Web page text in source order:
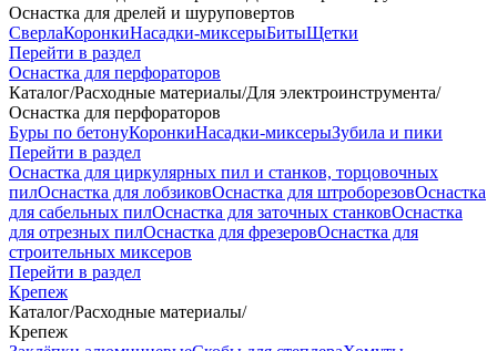
Оснастка для дрелей и шуруповертов
СверлаКоронкиНасадки-миксерыБитыЩетки
Перейти в раздел
Оснастка для перфораторов
Каталог/Расходные материалы/Для электроинструмента/
Оснастка для перфораторов
Буры по бетонуКоронкиНасадки-миксерыЗубила и пики
Перейти в раздел
Оснастка для циркулярных пил и станков, торцовочных
пилОснастка для лобзиковОснастка для штроборезовОснастка
для сабельных пилОснастка для заточных станковОснастка
для отрезных пилОснастка для фрезеровОснастка для
строительных миксеров
Перейти в раздел
Крепеж
Каталог/Расходные материалы/
Крепеж